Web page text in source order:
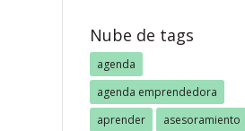
Nube de tags
agenda
agenda emprendedora
aprender
asesoramiento